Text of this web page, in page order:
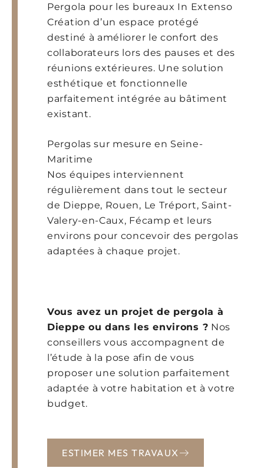
Pergola pour les bureaux In Extenso
Création d’un espace protégé
destiné à améliorer le confort des
collaborateurs lors des pauses et des
réunions extérieures. Une solution
esthétique et fonctionnelle
parfaitement intégrée au bâtiment
existant.
Pergolas sur mesure en Seine-
Maritime
Nos équipes interviennent
régulièrement dans tout le secteur
de Dieppe, Rouen, Le Tréport, Saint-
Valery-en-Caux, Fécamp et leurs
environs pour concevoir des pergolas
adaptées à chaque projet.
Vous avez un projet de pergola à
Dieppe ou dans les environs ? Nos
conseillers vous accompagnent de
l’étude à la pose afin de vous
proposer une solution parfaitement
adaptée à votre habitation et à votre
budget.
ESTIMER MES TRAVAUX